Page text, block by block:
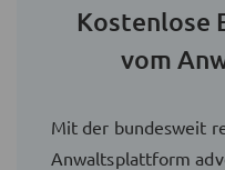
Kostenlose
vom
Mit der bundesweit
Anwaltsplattform